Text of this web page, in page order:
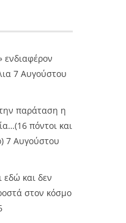
ενδιαφέρον
7 Αυγούστου
παράταση η
πόντοι και
7 Αυγούστου
εδώ και δεν
στον κόσμο